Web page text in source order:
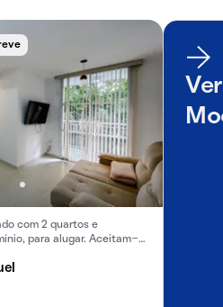
com 2 quartos e
para alugar. Aceitam-